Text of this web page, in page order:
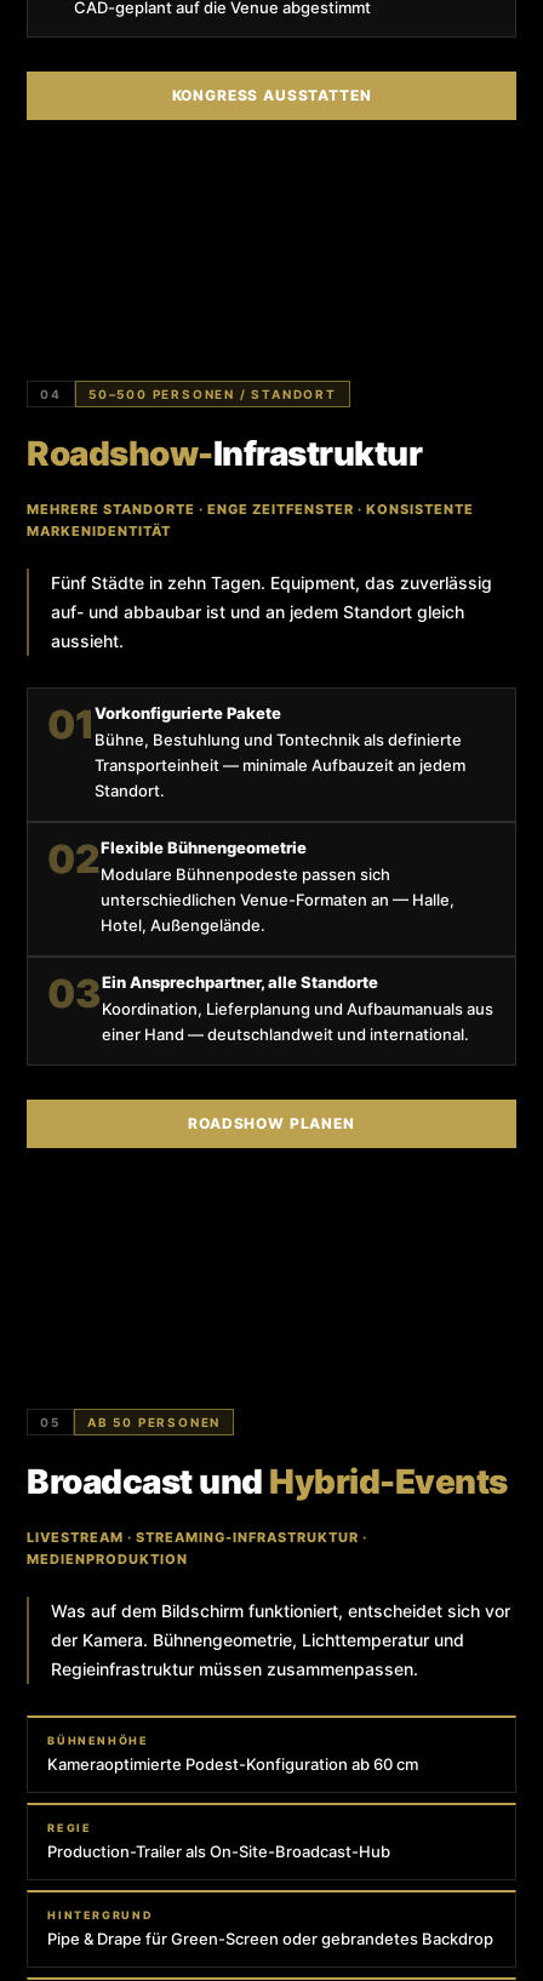
CAD-geplant auf die Venue abgestimmt
KONGRESS AUSSTATTEN
04 50–500 PERSONEN / STANDORT
Roadshow-Infrastruktur
MEHRERE STANDORTE · ENGE ZEITFENSTER · KONSISTENTE
MARKENIDENTITÄT
Fünf Städte in zehn Tagen. Equipment, das zuverlässig
auf- und abbaubar ist und an jedem Standort gleich
aussieht.
01Vorkonfigurierte Pakete
Bühne, Bestuhlung und Tontechnik als definierte
Transporteinheit — minimale Aufbauzeit an jedem
Standort.
02Flexible Bühnengeometrie
Modulare Bühnenpodeste passen sich
unterschiedlichen Venue-Formaten an — Halle,
Hotel, Außengelände.
03Ein Ansprechpartner, alle Standorte
Koordination, Lieferplanung und Aufbaumanuals aus
einer Hand — deutschlandweit und international.
ROADSHOW PLANEN
05 AB 50 PERSONEN
Broadcast und Hybrid-Events
LIVESTREAM · STREAMING-INFRASTRUKTUR ·
MEDIENPRODUKTION
Was auf dem Bildschirm funktioniert, entscheidet sich vor
der Kamera. Bühnengeometrie, Lichttemperatur und
Regieinfrastruktur müssen zusammenpassen.
BÜHNENHÖHE
Kameraoptimierte Podest-Konfiguration ab 60 cm
REGIE
Production-Trailer als On-Site-Broadcast-Hub
HINTERGRUND
Pipe & Drape für Green-Screen oder gebrandetes Backdrop